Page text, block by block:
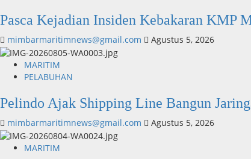
Pasca Kejadian Insiden Kebakaran KMP
mimbarmaritimnews@gmail.com Agustus 5, 2026
MARITIM
PELABUHAN
Pelindo Ajak Shipping Line Bangun
mimbarmaritimnews@gmail.com Agustus 5, 2026
MARITIM